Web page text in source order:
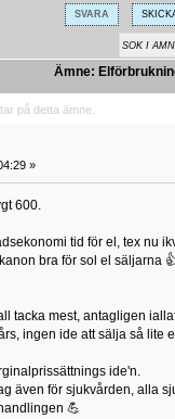
SVARA
Ämne:
på detta ämne.
»
600.
tid för el, tex nu
bra för sol el säljarna
tacka mest, antagligen
ingen ide att sälja så lite
ide'n.
även för sjukvården, alla
💪